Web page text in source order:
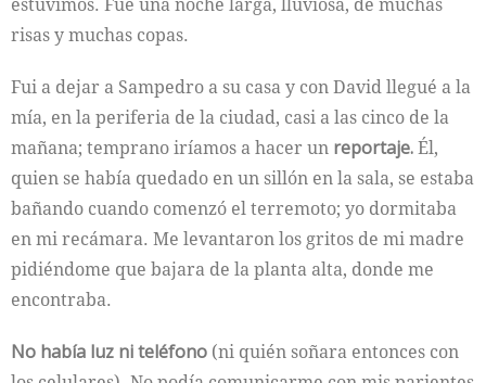
risas y muchas copas.
Fui a dejar a Sampedro a su casa y con David llegué a la
mía, en la periferia de la ciudad, casi a las cinco de la
mañana; temprano iríamos a hacer un reportaje.Él,
quien se había quedado en un sillón en la sala, se estaba
bañando cuando comenzó el terremoto; yo dormitaba
en mi recámara. Me levantaron los gritos de mi madre
pidiéndome que bajara de la planta alta, donde me
encontraba.
No había luz ni teléfono (ni quién soñara entonces con